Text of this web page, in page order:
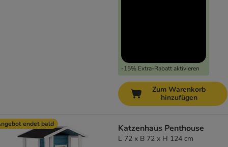
-15% Extra-Rabatt aktivieren
Zum Warenkorb
hinzufügen
endet bald Katzenhaus Penthouse
L 72 x B 72 x H 124 cm